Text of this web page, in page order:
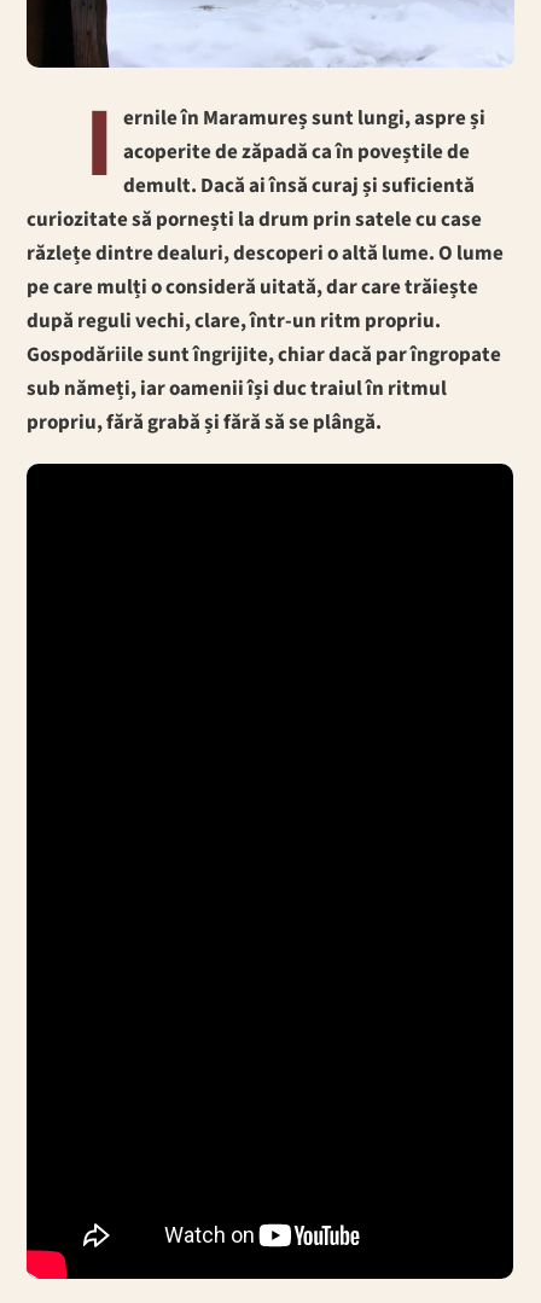
I ernile în Maramureș sunt lungi, aspre și
acoperite de zăpadă ca în poveștile de
demult. Dacă ai însă curaj și suficientă
curiozitate să pornești la drum prin satele cu case
răzlețe dintre dealuri, descoperi o altă lume. O lume
pe care mulți o consideră uitată, dar care trăiește
după reguli vechi, clare, într-un ritm propriu.
Gospodăriile sunt îngrijite, chiar dacă par îngropate
sub nămeți, iar oamenii își duc traiul în ritmul
propriu, fără grabă și fără să se plângă.